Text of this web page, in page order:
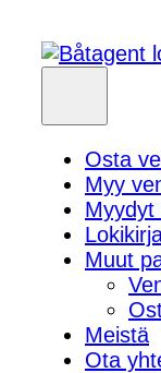
Osta
Myy
Myydyt
Muut
Meistä
Ota